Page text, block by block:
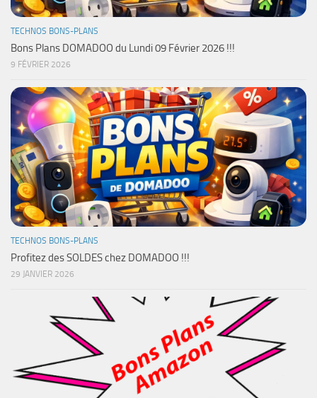
TECHNOS BONS-PLANS
Bons Plans DOMADOO du Lundi 09 Février 2026 !!!
9 FÉVRIER 2026
TECHNOS BONS-PLANS
Profitez des SOLDES chez DOMADOO !!!
29 JANVIER 2026